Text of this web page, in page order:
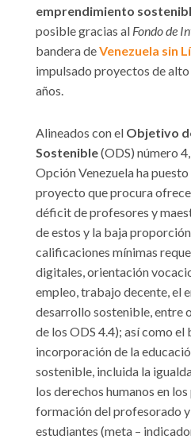
emprendimiento
posible gracias al Fondo de
bandera deVenezuela sin
impulsado proyectos de
años.
Alineados con el Objetivo
Sostenible(ODS) número
Opción Venezuela ha
proyecto que procura
déficit de profesores y
de estos y la baja
calificaciones mínimas
digitales, orientación
empleo, trabajo decente, el
desarrollo sostenible, entre
de los ODS 4.4); así como el
incorporación de la
sostenible, incluida la
los derechos humanos en
formación del profesorado y
estudiantes (meta –